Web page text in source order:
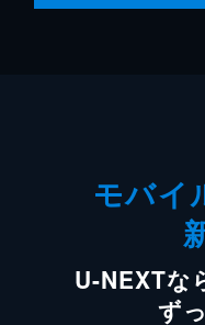
モバイ
U-NEXTな
ず